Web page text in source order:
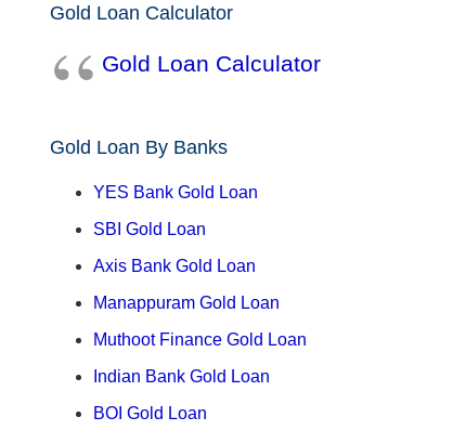
Gold Loan Calculator
Gold Loan Calculator
Gold Loan By Banks
YES Bank Gold Loan
SBI Gold Loan
Axis Bank Gold Loan
Manappuram Gold Loan
Muthoot Finance Gold Loan
Indian Bank Gold Loan
BOI Gold Loan